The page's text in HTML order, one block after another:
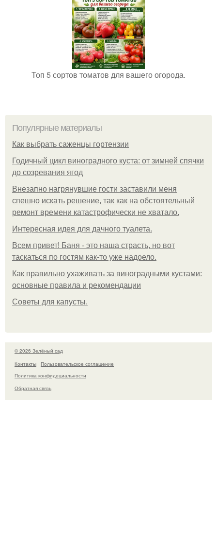
Топ 5 сортов томатов для вашего огорода.
Популярные материалы
Как выбрать саженцы гортензии
Годичный цикл виноградного куста: от зимней спячки
до созревания ягод
Внезапно нагрянувшие гости заставили меня
спешно искать решение, так как на обстоятельный
ремонт времени катастрофически не хватало.
Интересная идея для дачного туалета.
Всем привет! Баня - это наша страсть, но вот
таскаться по гостям как-то уже надоело.
Как правильно ухаживать за виноградными кустами:
основные правила и рекомендации
Советы для капусты.
© 2026 Зелёный сад
Контакты
Пользовательское соглашение
Политика конфидециальности
Обратная связь